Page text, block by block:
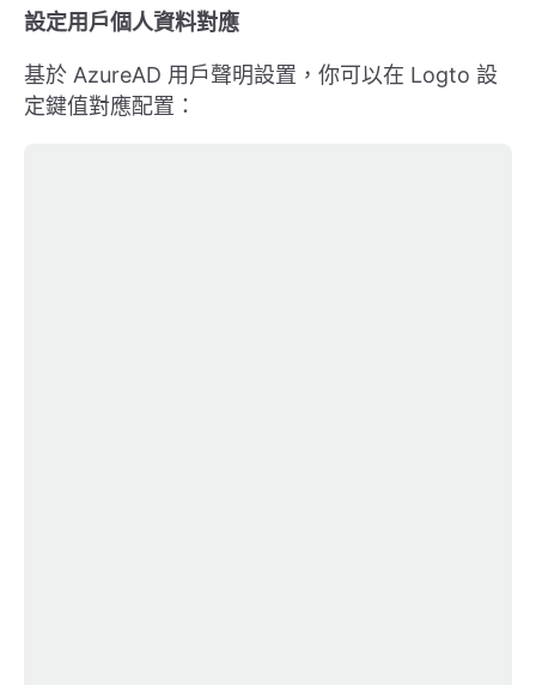
設定用戶個人資料對應
基於 AzureAD 用戶聲明設置，你可以在 Logto 設
定鍵值對應配置：